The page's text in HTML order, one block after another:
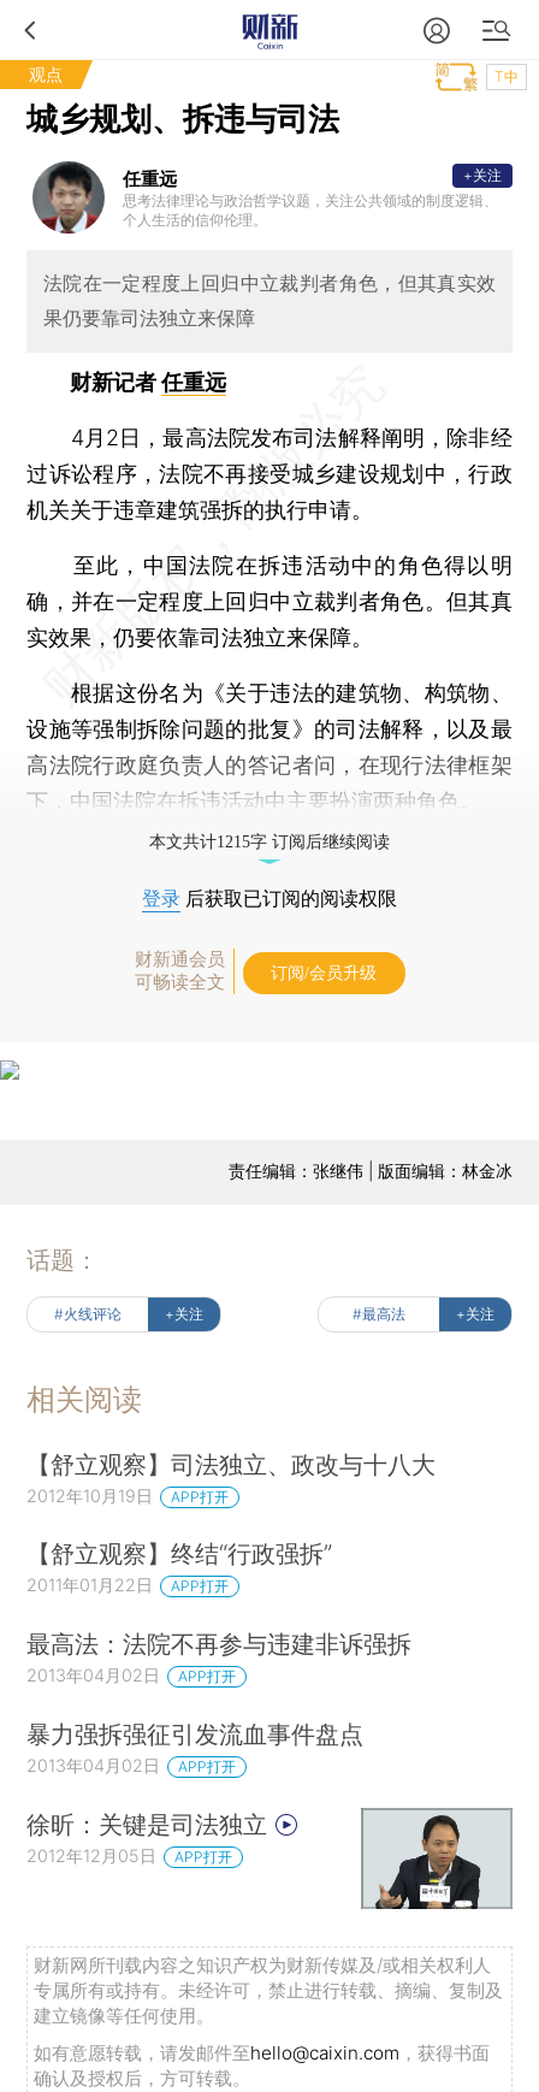
观点 T中
城乡规划、拆违与司法
任重远
思考法律理论与政治哲学议题，关注公共领域的制度逻辑、
个人生活的信仰伦理。
+关注
法院在一定程度上回归中立裁判者角色，但其真实效
果仍要靠司法独立来保障
财新记者任重远
4月2日，最高法院发布司法解释阐明，除非经
过诉讼程序，法院不再接受城乡建设规划中，行政
机关关于违章建筑强拆的执行申请。
至此，中国法院在拆违活动中的角色得以明
确，并在一定程度上回归中立裁判者角色。但其真
实效果，仍要依靠司法独立来保障。
根据这份名为《关于违法的建筑物、构筑物、
设施等强制拆除问题的批复》的司法解释，以及最
高法院行政庭负责人的答记者问，在现行法律框架
下，中国法院在拆违活动中主要扮演两种角色。
本文共计1215字 订阅后继续阅读
登录 后获取已订阅的阅读权限
财新通会员
可畅读全文
订阅/会员升级
责任编辑：张继伟 | 版面编辑：林金冰
话题：
#火线评论 +关注 #最高法 +关注
相关阅读
【舒立观察】司法独立、政改与十八大
2012年10月19日 APP打开
【舒立观察】终结“行政强拆”
2011年01月22日 APP打开
最高法：法院不再参与违建非诉强拆
2013年04月02日 APP打开
暴力强拆强征引发流血事件盘点
2013年04月02日 APP打开
徐昕：关键是司法独立
2012年12月05日 APP打开
财新网所刊载内容之知识产权为财新传媒及/或相关权利人
专属所有或持有。未经许可，禁止进行转载、摘编、复制及
建立镜像等任何使用。
如有意愿转载，请发邮件至hello@caixin.com ，获得书面
确认及授权后，方可转载。